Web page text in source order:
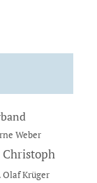
Weber
Christoph
Olaf Krüger